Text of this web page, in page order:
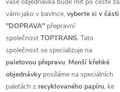
vámi jako v bavlnce, vyberte si v části
"DOPRAVA" přepravní
společnost TOPTRANS. Tato
společnost se specializuje na
paletovou přepravu. Menší křehké
objednávkyposíláme na speciálních
paletách z recyklovaného papíru, ke